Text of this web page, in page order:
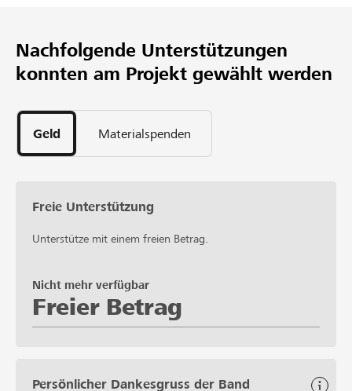
Nachfolgende Unterstützungen
konnten am Projekt gewählt werden
Geld Materialspenden
Freie Unterstützung
Unterstütze mit einem freien Betrag.
Freier Betrag
Nicht mehr verfügbar
Persönlicher Dankesgruss der Band